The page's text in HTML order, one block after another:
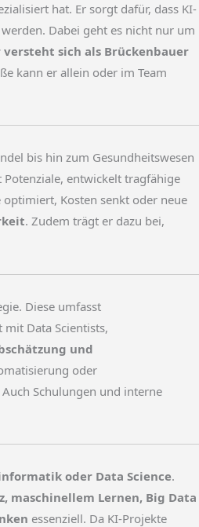
hat. Er sorgt dafür, dass KI-
Dabei geht es nicht nur um
versteht sich als Brückenbauer
kann er allein oder im Team
bis hin zum Gesundheitswesen
entwickelt tragfähige
optimiert, Kosten senkt oder neue
. Zudem trägt er dazu bei,
Diese umfasst
Data Scientists,
und
oder
Auch Schulungen und interne
oder Data Science.
maschinellem Lernen, Big Data
essenziell. Da KI-Projekte